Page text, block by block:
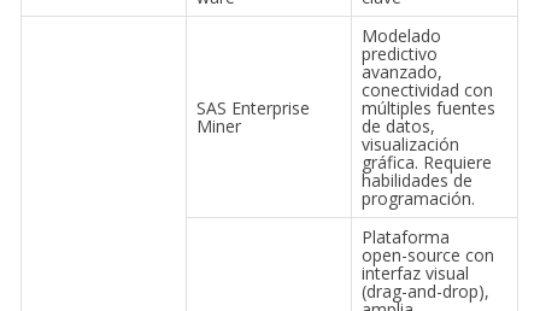
SAS Enterprise
Miner
Modelado
predictivo
avanzado,
conectividad con
múltiples fuentes
de datos,
visualización
gráfica. Requiere
habilidades de
programación.
Plataforma
open-source con
interfaz visual
(drag-and-drop),